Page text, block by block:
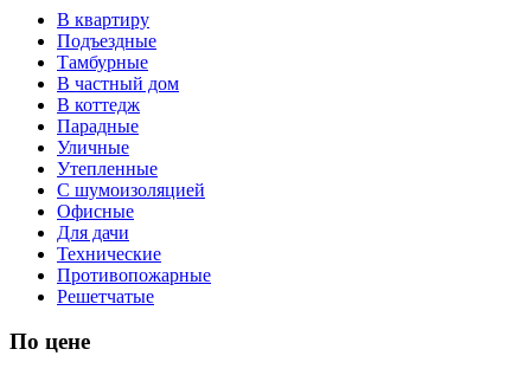
В квартиру
Подъездные
Тамбурные
В частный дом
В коттедж
Парадные
Уличные
Утепленные
С шумоизоляцией
Офисные
Для дачи
Технические
Противопожарные
Решетчатые
По цене